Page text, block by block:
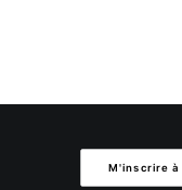
M'inscrire